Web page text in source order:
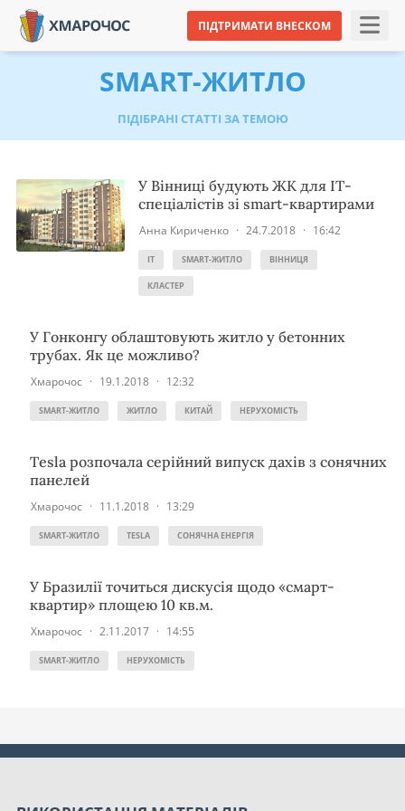
ПІДТРИМАТИ ВНЕСКОМ
SMART-ЖИТЛО
ПІДІБРАНІ СТАТТІ ЗА ТЕМОЮ
У Вінниці будують ЖК для IT-
спеціалістів зі smart-квартирами
Анна Кириченко · 24.7.2018 · 16:42
IT SMART-ЖИТЛО ВІННИЦЯ
КЛАСТЕР
У Гонконгу облаштовують житло у бетонних
трубах. Як це можливо?
Хмарочос · 19.1.2018 · 12:32
SMART-ЖИТЛО ЖИТЛО КИТАЙ НЕРУХОМІСТЬ
Tesla розпочала серійний випуск дахів з сонячних
панелей
Хмарочос · 11.1.2018 · 13:29
SMART-ЖИТЛО TESLA СОНЯЧНА ЕНЕРГІЯ
У Бразилії точиться дискусія щодо «смарт-
квартир» площею 10 кв.м.
Хмарочос · 2.11.2017 · 14:55
SMART-ЖИТЛО НЕРУХОМІСТЬ